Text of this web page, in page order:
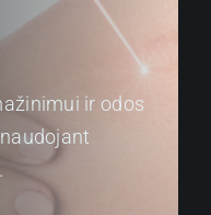
ir odos